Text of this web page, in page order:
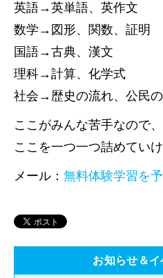
英語→英単語、英作文
数学→図形、関数、証明
国語→古典、漢文
理科→計算、化学式
社会→歴史の流れ、公民
ここがみんな苦手なので、
ここを一つ一つ詰めていけ
メール： 無料体験学習を
お知らせ＆イ